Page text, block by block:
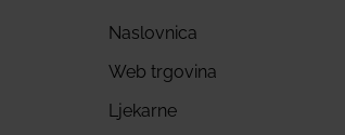
Naslovnica
Web trgovina
Ljekarne